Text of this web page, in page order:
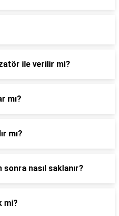
ile verilir mi?
mı?
mı?
nasıl saklanır?
mi?